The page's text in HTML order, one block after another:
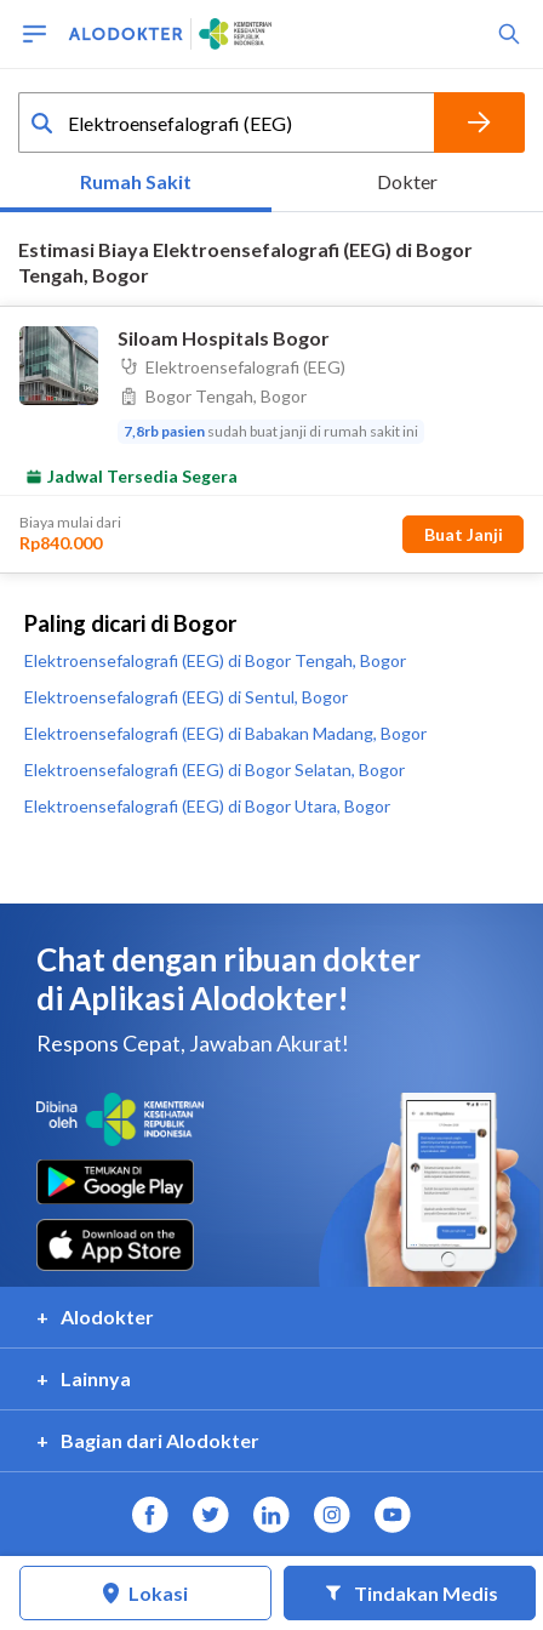
Paling dicari di Bogor
Elektroensefalografi (EEG) di Bogor Tengah, Bogor
Elektroensefalografi (EEG) di Sentul, Bogor
Elektroensefalografi (EEG) di Babakan Madang, Bogor
Elektroensefalografi (EEG) di Bogor Selatan, Bogor
Elektroensefalografi (EEG) di Bogor Utara, Bogor